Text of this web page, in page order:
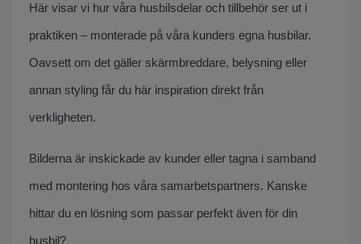
Här visar vi hur våra husbilsdelar och tillbehörser ut i
praktiken – monterade på våra kunders egna husbilar.
Oavsett om det gäller skärmbreddare, belysning eller
annan styling får du här inspiration direkt från
verkligheten.
Bilderna är inskickade av kunder eller tagna i samband
med montering hos våra samarbetspartners. Kanske
hittar du en lösning som passar perfekt även för din
husbil?